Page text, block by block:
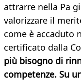
attrarre nella Pa
valorizzare il
come è accaduto
certificato dalla
più bisogno di
competenze. Su